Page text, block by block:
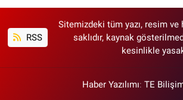
RSS
Sitemizdeki tüm yazı, resim ve
saklıdır, kaynak
kesinlikle
Haber Yazılımı: TE